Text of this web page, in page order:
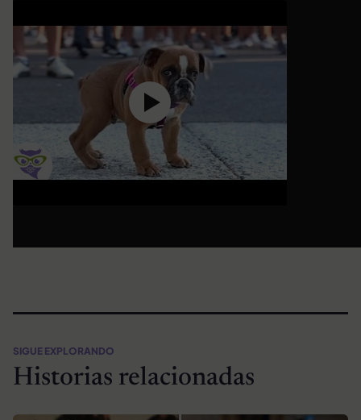
SIGUE EXPLORANDO
Historias relacionadas